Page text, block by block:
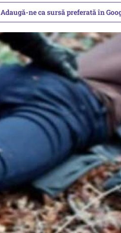
Adaugă-ne ca sursă preferată în